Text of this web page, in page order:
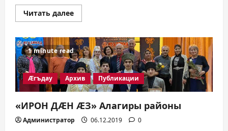
Читать далееПрочитать
больше
1 minute read
Æгъдау Архив Публикации
«ИРОН ДÆН ÆЗ» Алагиры районы
Администратор 06.12.2019 0